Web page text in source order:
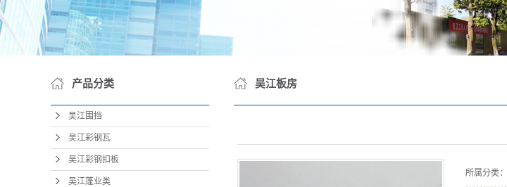
产品分类
吴江围挡
吴江彩钢瓦
吴江彩钢扣板
吴江蓬业类
吴江板房
所属分类：